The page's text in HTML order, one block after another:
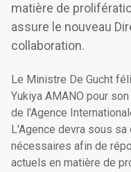
matière de
assure le nouveau
collaboration.
Le Ministre De Gucht
Yukiya AMANO pour
de l'Agence
L'Agence devra sous
nécessaires afin de
actuels en matière de